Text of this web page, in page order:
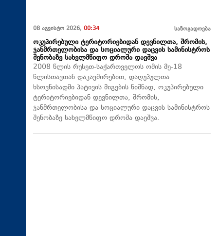
08 აგვისტო 2026, 00:34 საზოგადოება
ოკუპირებული ტერიტორიებიდან დევნილთა, შრომის,
ჯანმრთელობისა და სოციალური დაცვის სამინისტროს
შენობაზე სახელმწიფო დროშა დაეშვა
2008 წლის რუსეთ-საქართველოს ომის მე-18
წლისთავთან დაკავშირებით, დაღუპულთა
ხსოვნისადმი პატივის მიგების ნიშნად, ოკუპირებული
ტერიტორიებიდან დევნილთა, შრომის,
ჯანმრთელობისა და სოციალური დაცვის სამინისტროს
შენობაზე სახელმწიფო დროშა დაეშვა.